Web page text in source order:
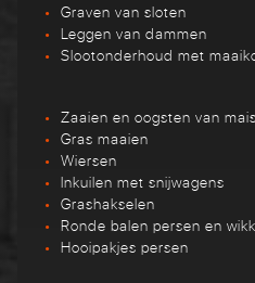
Graven van sloten
Leggen van dammen
Slootonderhoud met
Zaaien en oogsten van mais
Gras maaien
Wiersen
Inkuilen met snijwagens
Grashakselen
Ronde balen persen en
Hooipakjes persen